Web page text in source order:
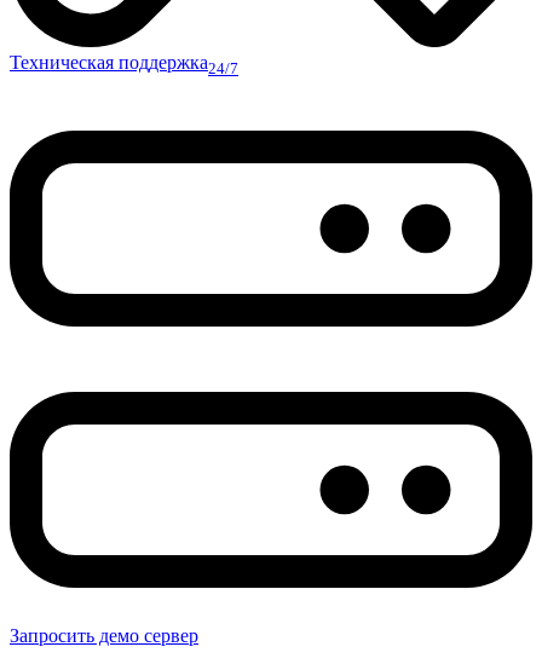
Техническая поддержка24/7
Запросить демо сервер